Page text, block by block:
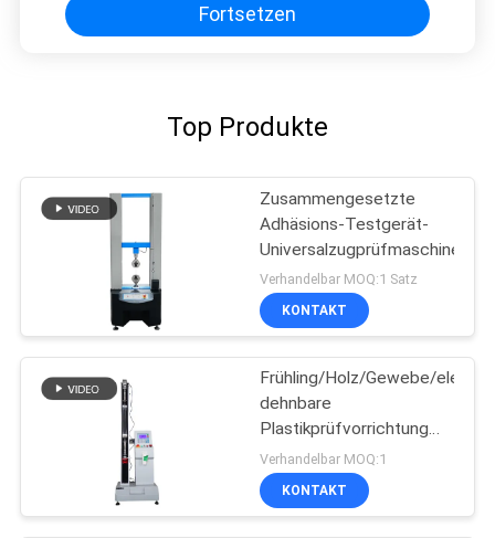
Fortsetzen
Top Produkte
Zusammengesetzte
Adhäsions-Testgerät-
Universalzugprüfmaschine
Verhandelbar MOQ:1 Satz
KONTAKT
Frühling/Holz/Gewebe/
dehnbare
Plastikprüfvorrichtung
mit Digitalanzeige
Verhandelbar MOQ:1
KONTAKT